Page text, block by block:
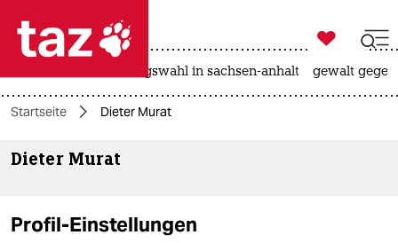
 taz zahl ich
taz zahl ich
themen

taz zahl ich
landtagswahl in sachsen-anhalt gewalt
Startseite Dieter Murat
Dieter Murat
Profil-Einstellungen